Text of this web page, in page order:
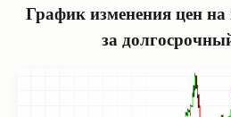
График изменения цен
за